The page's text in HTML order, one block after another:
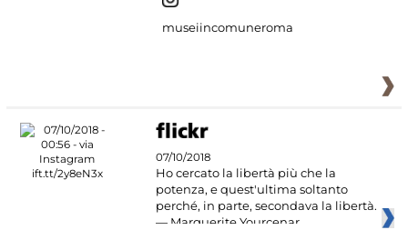
museiincomuneroma
07/10/2018
Ho cercato la libertà più che la
potenza, e quest'ultima soltanto
perché, in parte, secondava la libertà.
— Marguerite Yourcenar